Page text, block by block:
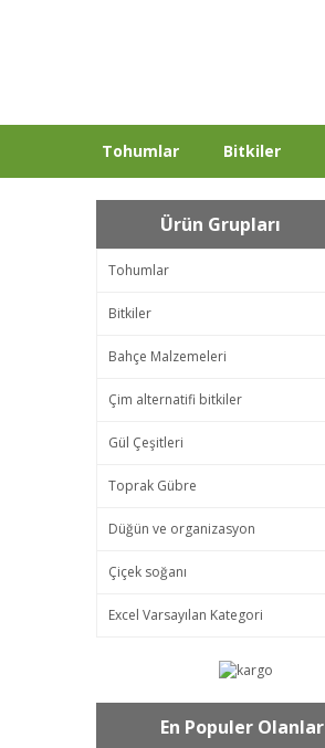
Tohumlar Bitkiler
Ürün Grupları
Tohumlar
Bitkiler
Bahçe Malzemeleri
Çim alternatifi bitkiler
Gül Çeşitleri
Toprak Gübre
Düğün ve organizasyon
Çiçek soğanı
Excel Varsayılan Kategori
En Populer Olanlar